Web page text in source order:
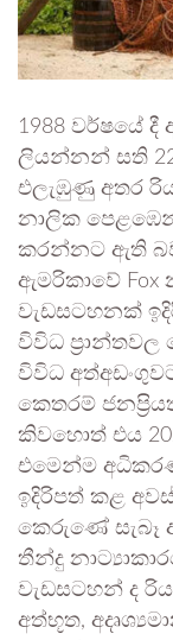
1988 වර්ෂයේ
ලියන්නන් සති
එලැඹුණු අතර
නාලික
කරන්නට ඇති
ඇමරිකාවේ Fox
වැඩසටහනක්
විවිධ
විවිධ
කෙතරම්
කිවහොත් එය
එමෙන්ම
ඉදිරිපත් කළ
කෙරුණේ සැබෑ
තීන්දු
වැඩසටහන් ද
අත්භූත,